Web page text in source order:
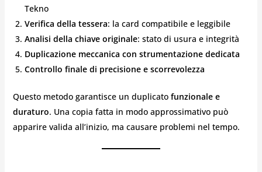
Tekno
Verifica della tessera: la card compatibile e leggibile
Analisi della chiave originale: stato di usura e integrità
Duplicazione meccanica con strumentazione dedicata
Controllo finale di precisione e scorrevolezza
Questo metodo garantisce un duplicato funzionale e
duraturo. Una copia fatta in modo approssimativo può
apparire valida all’inizio, ma causare problemi nel tempo.